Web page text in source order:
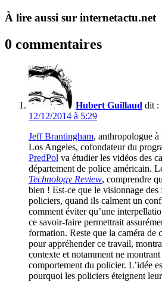
À lire aussi sur internetactu.net
0 commentaires
Hubert Guillaud dit :
12/12/2014 à 5:29
Jeff Brantingham, anthropologue
Los Angeles, cofondateur du
PredPol va étudier les vidéos des
département de police américain.
Technology Review, comprendre
bien ! Est-ce que le visionnage des
policiers, quand ils calment un
comment éviter qu’une
ce savoir-faire permettrait
formation. Reste que la caméra de
pour appréhender ce travail,
contexte et notamment ne
comportement du policier. L’idée
pourquoi les policiers éteignent